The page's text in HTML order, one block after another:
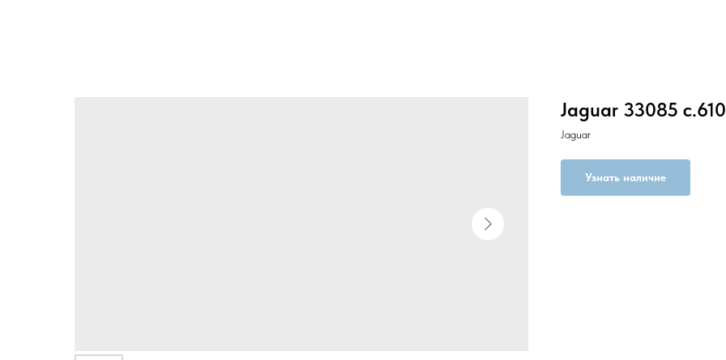
Jaguar 33085
Jaguar
Узнать наличие